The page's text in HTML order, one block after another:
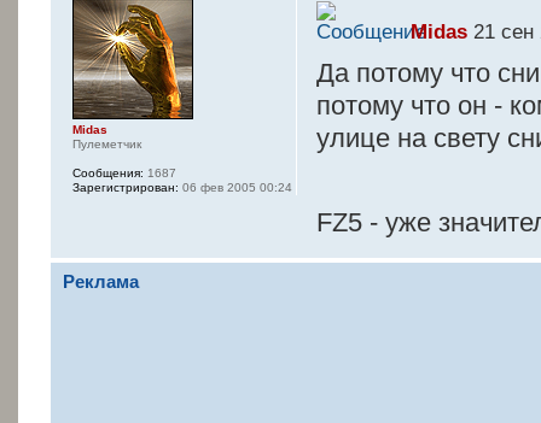
Midas 21 сен
Да потому что
потому что он -
улице на свету
FZ5 - уже
Midas
Пулеметчик
Сообщения: 1687
Зарегистрирован: 06 фев 2005 00:24
Реклама